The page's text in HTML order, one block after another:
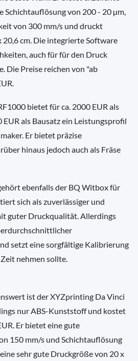
Schichtauflösung von 200 - 20 µm,
von 300 mm/s und druckt
20,6 cm. Die integrierte Software
auch für für den Druck
Die Preise reichen von "ab
bietet für ca. 2000 EUR als
EUR als Bausatz ein Leistungsprofil
Er bietet präzise
hinaus jedoch auch als Fräse
ebenfalls der BQ Witbox für
sich als zuverlässiger und
guter Druckqualität. Allerdings
setzt eine sorgfältige Kalibrierung
nehmen sollte.
ist der XYZprinting Da Vinci
nur ABS-Kunststoff und kostet
Er bietet eine gute
150 mm/s und Schichtauflösung
sehr gute Druckgröße von 20 x